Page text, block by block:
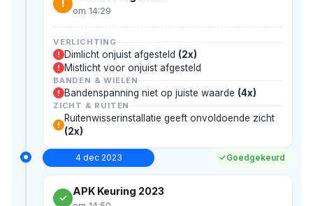
!
om 14:29
VERLICHTING
! Dimlicht onjuist afgesteld (2x)
! Mistlicht voor onjuist afgesteld
BANDEN & WIELEN
! Bandenspanning niet op juiste waarde (4x)
ZICHT & RUITEN
!
Ruitenwisserinstallatie geeft onvoldoende zicht
(2x)
4 dec 2023 Goedgekeurd
APK Keuring 2023